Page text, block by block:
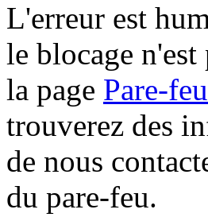
L'erreur est
le blocage
la page Pare-
trouverez des
de nous
du pare-feu.